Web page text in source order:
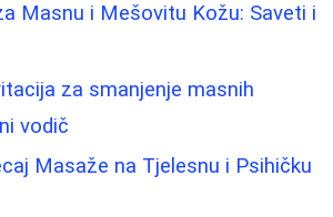
Masnu i Mešovitu Kožu: Saveti i
za smanjenje masnih
vodič
Masaže na Tjelesnu i Psihičku